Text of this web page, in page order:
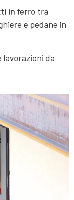
in ferro tra
e pedane in
lavorazioni da